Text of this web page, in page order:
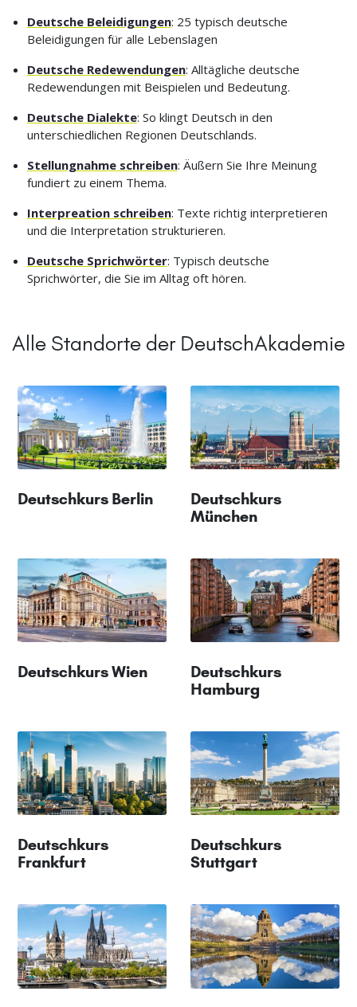
Deutsche Beleidigungen: 25 typisch deutsche
Beleidigungen für alle Lebenslagen
Deutsche Redewendungen: Alltägliche deutsche
Redewendungen mit Beispielen und Bedeutung.
Deutsche Dialekte: So klingt Deutsch in den
unterschiedlichen Regionen Deutschlands.
Stellungnahme schreiben: Äußern Sie Ihre Meinung
fundiert zu einem Thema.
Interpreation schreiben: Texte richtig interpretieren
und die Interpretation strukturieren.
Deutsche Sprichwörter: Typisch deutsche
Sprichwörter, die Sie im Alltag oft hören.
Alle Standorte der DeutschAkademie
Deutschkurs Berlin
Deutschkurs
München
Deutschkurs Wien
Deutschkurs
Hamburg
Deutschkurs
Frankfurt
Deutschkurs
Stuttgart